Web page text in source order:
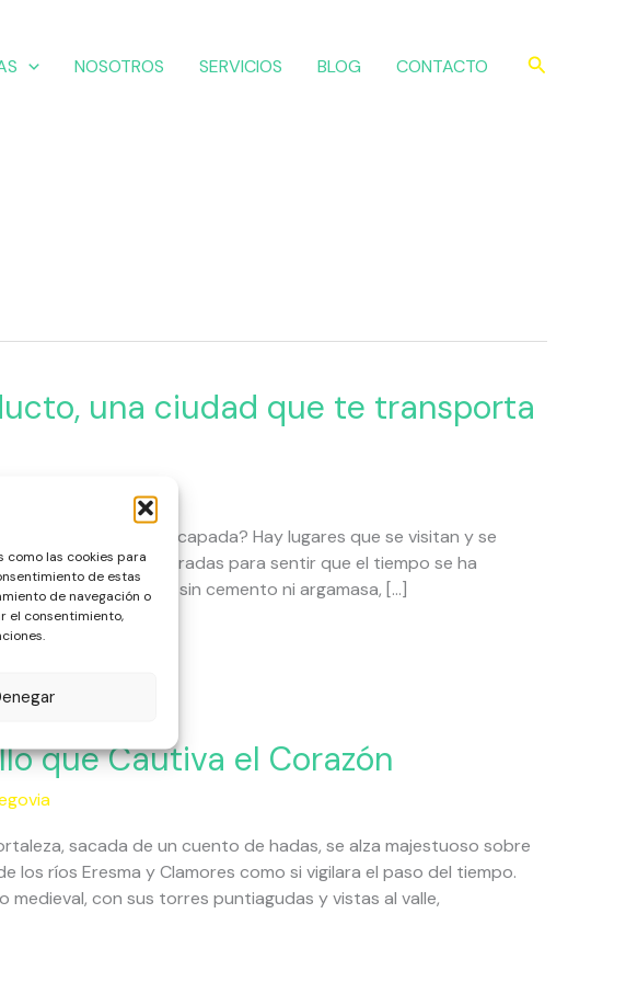
como las cookies para
de estas
de navegación o
el consentimiento,
NOSOTROS SERVICIOS BLOG CONTACTO Buscar
una ciudad que te transporta
para tu próxima escapada? Hay lugares que se visitan y se
en sus calles empedradas para sentir que el tiempo se ha
se alza majestuoso sin cemento ni argamasa, […]
que Cautiva el Corazón
sacada de un cuento de hadas, se alza majestuoso sobre
ríos Eresma y Clamores como si vigilara el paso del tiempo.
con sus torres puntiagudas y vistas al valle,